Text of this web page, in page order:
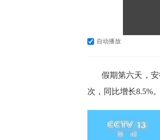
自动播放
假期第六天，
次，同比增长8.5%。